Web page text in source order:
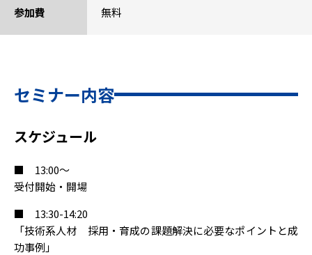
参加費 無料
セミナー内容
スケジュール
■ 13:00～
受付開始・開場
■ 13:30-14:20
「技術系人材 採用・育成の課題解決に必要なポイントと成
功事例」